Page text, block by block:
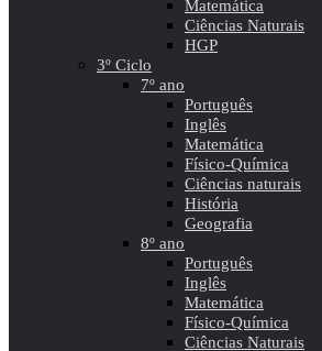
Matemática
Ciências Naturais
HGP
3º Ciclo
7º ano
Português
Inglês
Matemática
Físico-Química
Ciências naturais
História
Geografia
8º ano
Português
Inglês
Matemática
Físico-Química
Ciências Naturais